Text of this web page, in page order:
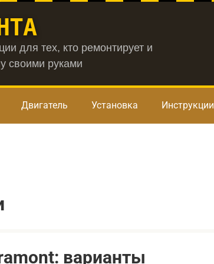
для тех, кто ремонтирует и
своими руками
Двигатель Установка Инструкции
варианты